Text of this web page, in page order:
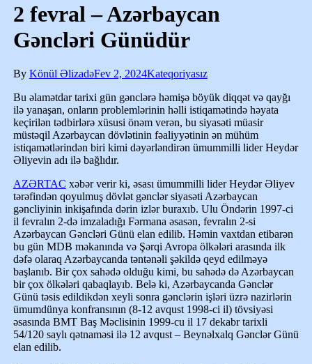
2 fevral – Azərbaycan
Gəncləri Günüdür
By Könül ƏlizadəFev 2, 2024Kateqoriyasız
Bu əlamətdar tarixi gün gənclərə həmişə böyük diqqət və qayğı
ilə yanaşan, onların problemlərinin həlli istiqamətində həyata
keçirilən tədbirlərə xüsusi önəm verən, bu siyasəti müasir
müstəqil Azərbaycan dövlətinin fəaliyyətinin ən mühüm
istiqamətlərindən biri kimi dəyərləndirən ümummilli lider Heydər
Əliyevin adı ilə bağlıdır.
AZƏRTAC xəbər verir ki, əsası ümummilli lider Heydər Əliyev
tərəfindən qoyulmuş dövlət gənclər siyasəti Azərbaycan
gəncliyinin inkişafında dərin izlər buraxıb. Ulu Öndərin 1997-ci
il fevralın 2-də imzaladığı Fərmana əsasən, fevralın 2-si
Azərbaycan Gəncləri Günü elan edilib. Həmin vaxtdan etibarən
bu gün MDB məkanında və Şərqi Avropa ölkələri arasında ilk
dəfə olaraq Azərbaycanda təntənəli şəkildə qeyd edilməyə
başlanıb. Bir çox sahədə olduğu kimi, bu sahədə də Azərbaycan
bir çox ölkələri qabaqlayıb. Belə ki, Azərbaycanda Gənclər
Günü təsis edildikdən xeyli sonra gənclərin işləri üzrə nazirlərin
ümumdünya konfransının (8-12 avqust 1998-ci il) tövsiyəsi
əsasında BMT Baş Məclisinin 1999-cu il 17 dekabr tarixli
54/120 saylı qətnaməsi ilə 12 avqust – Beynəlxalq Gənclər Günü
elan edilib.